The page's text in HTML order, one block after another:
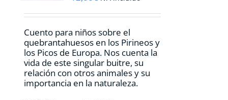
Cuento para niños sobre el
quebrantahuesos en los Pirineos y
los Picos de Europa. Nos cuenta la
vida de este singular buitre, su
relación con otros animales y su
importancia en la naturaleza.